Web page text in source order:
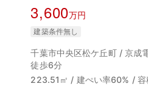
3,600万円
建築条件無し
千葉市中央区松ケ丘町 / 京成
徒歩6分
223.51㎡ / 建ぺい率60% / 容